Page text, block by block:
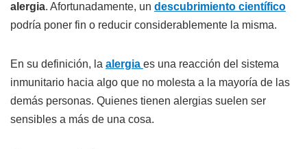
alergia. Afortunadamente, un descubrimiento científico
podría poner fin o reducir considerablemente la misma.
En su definición, la alergia es una reacción del sistema
inmunitario hacia algo que no molesta a la mayoría de las
demás personas. Quienes tienen alergias suelen ser
sensibles a más de una cosa.